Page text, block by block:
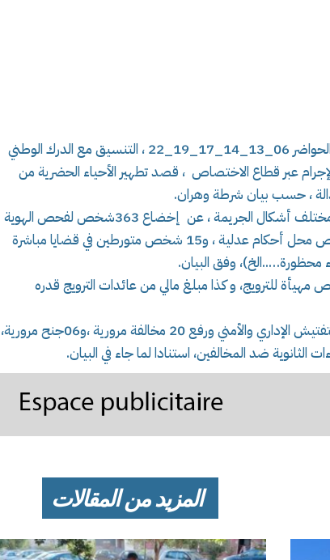
قامت مصالح أمن ولاية وهران ممثلة في أمن الحواضر 06_13_14_17_19_22 ، التنسيق مع الدرك الوطني
عبر قطاع الاختصاص ، قصد تطهير الأحياء الحضرية من
، حسب بيان شرطة وهران.
و أسفرت العملية التي جاءت في إطار محاربة مختلف أشكال الجريمة ، عن إخضاع 363شخص لفحص الهوية
ودراسة حالة معمقة ،اين تم تحويل ،07 أشخاص محل أحكام عدلية ، و15 شخص متورطين في قضايا مباشرة
وفق البيان.
ضبط 17 غرام من المخدرات، و35 قرص مهيأة للترويج، و كذا مبلغ مالي من عائدات الترويج قدره
و تم خلال هذه العملية إخضاع 221 مركبة للتفتيش الإداري والأمني ورفع 20 مخالفة مرورية ،و06جنح مرورية،
المزيد من المقالات